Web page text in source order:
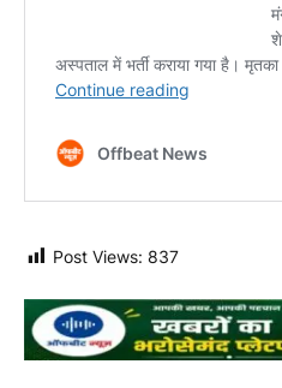
Post Views: 837